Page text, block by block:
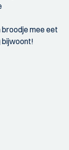
broodje mee eet
bijwoont!